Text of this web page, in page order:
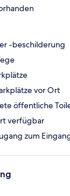
-beschilderung
vor Ort
öffentliche
verfügbar
zum